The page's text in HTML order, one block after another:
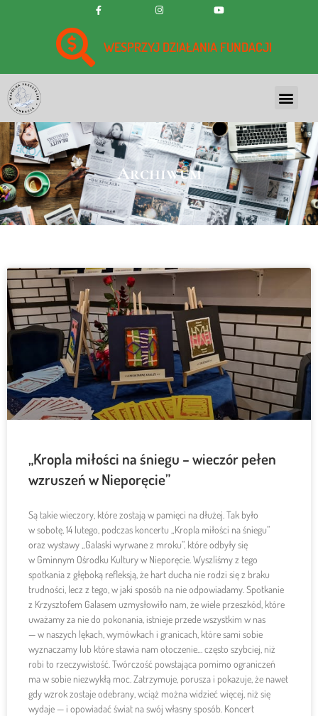
WESPRZYJ DZIAŁANIA FUNDACJI
Archiwum
„Kropla miłości na śniegu – wieczór pełen
wzruszeń w Nieporęcie”
Są takie wieczory, które zostają w pamięci na dłużej. Tak było
w sobotę, 14 lutego, podczas koncertu „Kropla miłości na śniegu”
oraz wystawy „Galaski wyrwane z mroku”, które odbyły się
w Gminnym Ośrodku Kultury w Nieporęcie. Wyszliśmy z tego
spotkania z głęboką refleksją, że hart ducha nie rodzi się z braku
trudności, lecz z tego, w jaki sposób na nie odpowiadamy. Spotkanie
z Krzysztofem Galasem uzmysłowiło nam, że wiele przeszkód, które
uważamy za nie do pokonania, istnieje przede wszystkim w nas
— w naszych lękach, wymówkach i granicach, które sami sobie
wyznaczamy lub które stawia nam otoczenie… często szybciej, niż
robi to rzeczywistość. Twórczość powstająca pomimo ograniczeń
ma w sobie niezwykłą moc. Zatrzymuje, porusza i pokazuje, że nawet
gdy wzrok zostaje odebrany, wciąż można widzieć więcej, niż się
wydaje — i opowiadać świat na swój własny sposób. Koncert